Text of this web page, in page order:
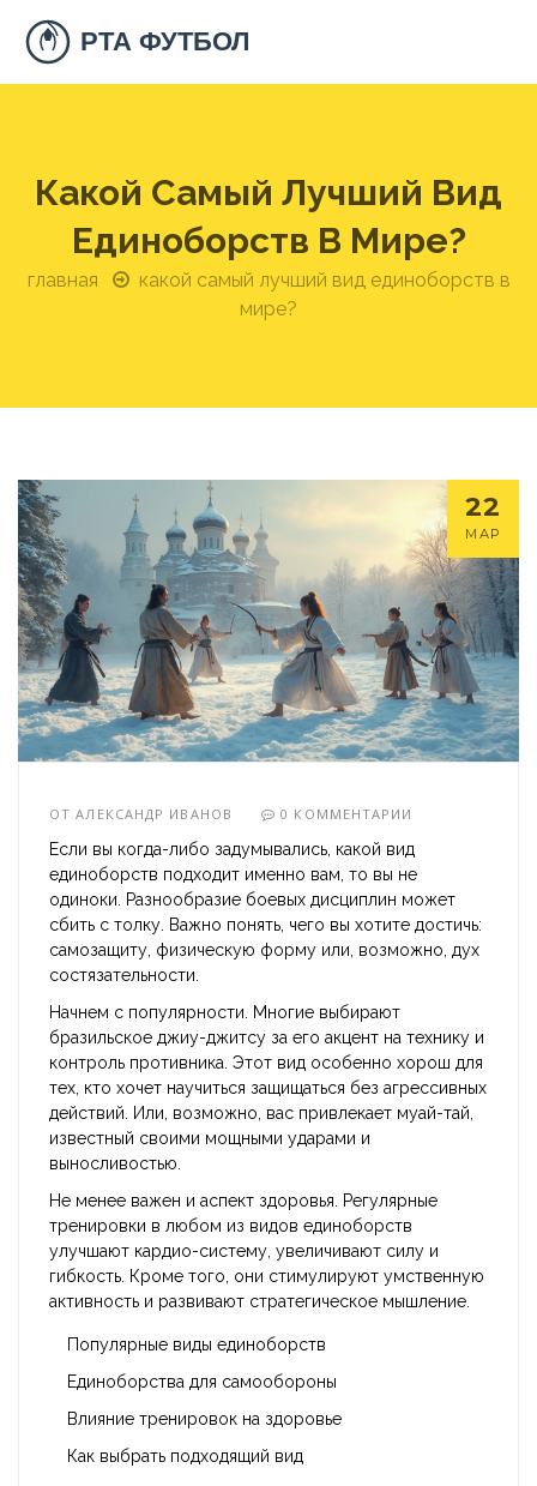
Какой Самый Лучший Вид
Единоборств В Мире?
главная
какой самый лучший вид единоборств в
мире?
22
МАР
ОТАЛЕКСАНДР ИВАНОВ 0 КОММЕНТАРИИ
Если вы когда-либо задумывались, какой вид
единоборств подходит именно вам, то вы не
одиноки. Разнообразие боевых дисциплин может
сбить с толку. Важно понять, чего вы хотите достичь:
самозащиту, физическую форму или, возможно, дух
состязательности.
Начнем с популярности. Многие выбирают
бразильское джиу-джитсу за его акцент на технику и
контроль противника. Этот вид особенно хорош для
тех, кто хочет научиться защищаться без агрессивных
действий. Или, возможно, вас привлекает муай-тай,
известный своими мощными ударами и
выносливостью.
Не менее важен и аспект здоровья. Регулярные
тренировки в любом из видов единоборств
улучшают кардио-систему, увеличивают силу и
гибкость. Кроме того, они стимулируют умственную
активность и развивают стратегическое мышление.
Популярные виды единоборств
Единоборства для самообороны
Влияние тренировок на здоровье
Как выбрать подходящий вид